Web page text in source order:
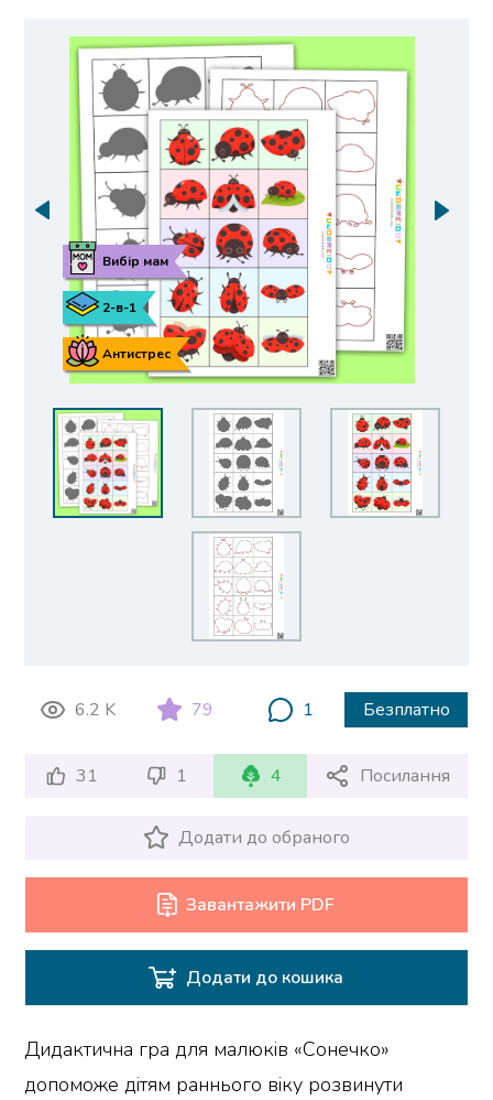
Антистрес
2-в-1
Вибір мам
6.2 K 79 1 Безплатно
31 1 4 Посилання
Додати до обраного
Завантажити PDF
Додати до кошика
Дидактична гра для малюків «Сонечко»
допоможе дітям раннього віку розвинути